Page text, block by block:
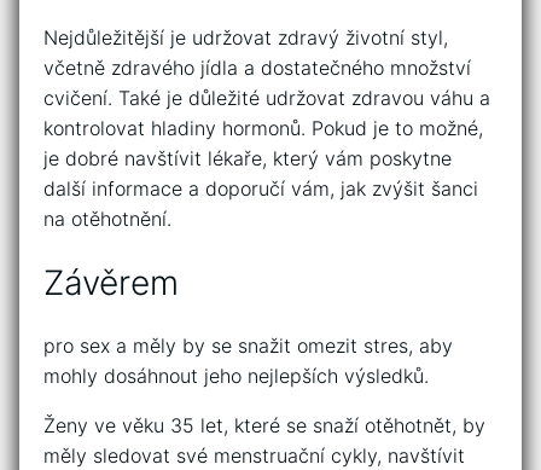
Nejdůležitější je udržovat zdravý životní styl,
včetně zdravého jídla a dostatečného množství
cvičení. Také je důležité udržovat zdravou váhu a
kontrolovat hladiny hormonů. Pokud je to možné,
je dobré navštívit lékaře, který vám poskytne
další informace a doporučí vám, jak zvýšit šanci
na otěhotnění.
Závěrem
pro sex a měly by se snažit omezit stres, aby
mohly dosáhnout jeho nejlepších výsledků.
Ženy ve věku 35 let, které se snaží otěhotnět, by
měly sledovat své menstruační cykly, navštívit